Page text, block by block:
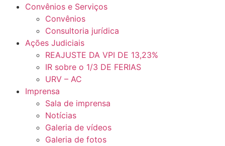
Convênios e Serviços
Convênios
Consultoria jurídica
Ações Judiciais
REAJUSTE DA VPI DE 13,23%
IR sobre o 1/3 DE FERIAS
URV – AC
Imprensa
Sala de imprensa
Notícias
Galeria de vídeos
Galeria de fotos